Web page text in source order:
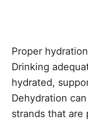
Proper
Drinking
hydrated,
Dehydration
strands that are